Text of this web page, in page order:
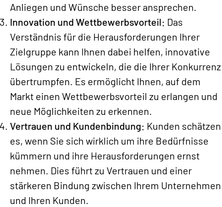
Anliegen und Wünsche besser ansprechen.
Innovation und Wettbewerbsvorteil: Das
Verständnis für die Herausforderungen Ihrer
Zielgruppe kann Ihnen dabei helfen, innovative
Lösungen zu entwickeln, die die Ihrer Konkurrenz
übertrumpfen. Es ermöglicht Ihnen, auf dem
Markt einen Wettbewerbsvorteil zu erlangen und
neue Möglichkeiten zu erkennen.
Vertrauen und Kundenbindung: Kunden schätzen
es, wenn Sie sich wirklich um ihre Bedürfnisse
kümmern und ihre Herausforderungen ernst
nehmen. Dies führt zu Vertrauen und einer
stärkeren Bindung zwischen Ihrem Unternehmen
und Ihren Kunden.